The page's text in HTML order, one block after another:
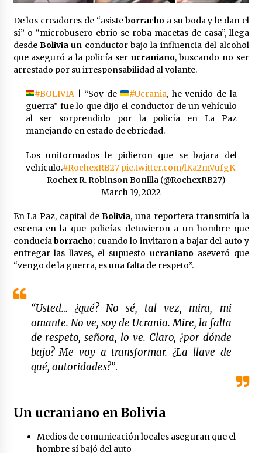
las Mujeres, anuncia Sheinbaum
2 meses atrás
Sheinbaum descarta reunión entre CNTE y
Segob: «ya dimos nuestras propuestas»
Zar antidrogas de EE.UU.: “vamos por los
políticos mexicanos que protegen al narco”
Trump anuncia acuerdo con Irán y el fin de
operaciones militares entre ambos países
2 meses atrás
Trump asegura que barcos cargados de
petróleo están empezando a salir de Ormuz
2 meses atrás
De los creadores de “asisteborracho a su boda y le dan el
sí” o “microbusero ebrio se roba macetas de casa”, llega
desde Boliviaun conductor bajo la influencia del alcohol
que aseguró a la policía ser ucraniano, buscando no ser
arrestado por su irresponsabilidad al volante.
#BOLIVIA | “Soy de #Ucrania, he venido de la
guerra” fue lo que dijo el conductor de un vehículo
al ser sorprendido por la policía en La Paz
manejando en estado de ebriedad.
Los uniformados le pidieron que se bajara del
vehículo.#RochexRB27 pic.twitter.com/lKa2mVufgK
— Rochex R. Robinson Bonilla (@RochexRB27)
March 19, 2022
En La Paz, capital deBolivia, una reportera transmitía la
escena en la que policías detuvieron a un hombre que
conducíaborracho; cuando lo invitaron a bajar del auto y
entregar las llaves, el supuesto ucranianoaseveró que
“vengo de la guerra, es una falta de respeto”.
“Usted… ¿qué? No sé, tal vez, mira, mi
amante. No ve, soy de Ucrania. Mire, la falta
de respeto, señora, lo ve. Claro, ¿por dónde
bajo? Me voy a transformar. ¿La llave de
qué, autoridades?”.
Un ucranianoen Bolivia
Medios de comunicación locales aseguran que el
hombre sí bajó del auto